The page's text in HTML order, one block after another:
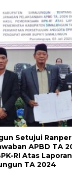
Setujui
APBD TA
RI Atas
TA 2024